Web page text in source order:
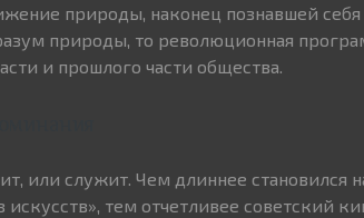
природы, наконец познавшей
природы, то революционная
и прошлого части общества.
или служит. Чем длиннее становился
тем отчетливее советский